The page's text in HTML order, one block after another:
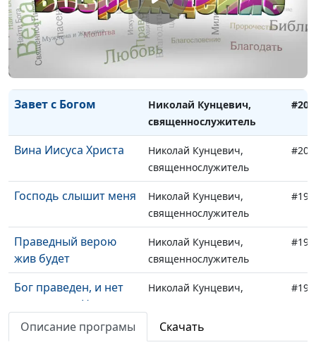
Три смерти
Николай Кунцевич,
священнослужитель
#203
Притча о Завете
Николай Кунцевич,
священнослужитель
Завет с Богом
Николай Кунцевич,
священнослужитель
#201
Вина Иисуса Христа
Николай Кунцевич,
священнослужитель
#200
Господь слышит меня
Николай Кунцевич,
священнослужитель
#199
Праведный верою
жив будет
Николай Кунцевич,
священнослужитель
#198
Бог праведен, и нет
неправды в Нем
Николай Кунцевич,
#197
Как возник праздник
Максим Каминский,
Описание програмы Скачать